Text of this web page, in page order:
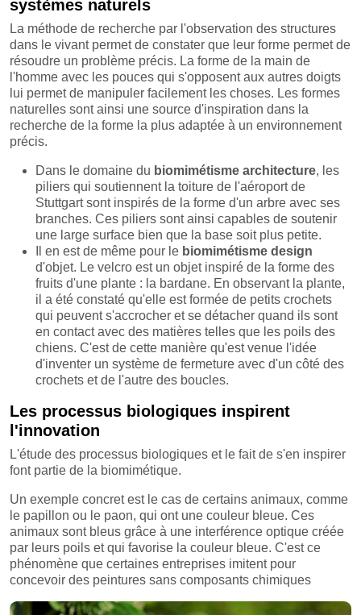
systèmes naturels
La méthode de recherche par l'observation des structures
dans le vivant permet de constater que leur forme permet de
résoudre un problème précis. La forme de la main de
l'homme avec les pouces qui s'opposent aux autres doigts
lui permet de manipuler facilement les choses. Les formes
naturelles sont ainsi une source d'inspiration dans la
recherche de la forme la plus adaptée à un environnement
précis.
Dans le domaine du biomimétisme architecture, les
piliers qui soutiennent la toiture de l'aéroport de
Stuttgart sont inspirés de la forme d'un arbre avec ses
branches. Ces piliers sont ainsi capables de soutenir
une large surface bien que la base soit plus petite.
Il en est de même pour le biomimétisme design
d'objet. Le velcro est un objet inspiré de la forme des
fruits d'une plante : la bardane. En observant la plante,
il a été constaté qu'elle est formée de petits crochets
qui peuvent s'accrocher et se détacher quand ils sont
en contact avec des matières telles que les poils des
chiens. C'est de cette manière qu'est venue l'idée
d'inventer un système de fermeture avec d'un côté des
crochets et de l'autre des boucles.
Les processus biologiques inspirent
l'innovation
L'étude des processus biologiques et le fait de s'en inspirer
font partie de la biomimétique.
Un exemple concret est le cas de certains animaux, comme
le papillon ou le paon, qui ont une couleur bleue. Ces
animaux sont bleus grâce à une interférence optique créée
par leurs poils et qui favorise la couleur bleue. C'est ce
phénomène que certaines entreprises imitent pour
concevoir des peintures sans composants chimiques